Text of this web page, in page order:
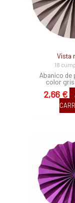
Vista
18
Abanico de
color
2,66 €